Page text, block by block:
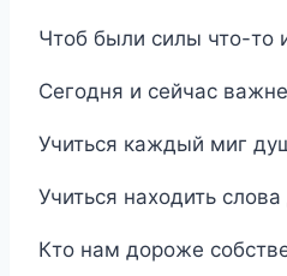
Чтоб были силы что-то
Сегодня и сейчас
Учиться каждый миг
Учиться находить
Кто нам дороже